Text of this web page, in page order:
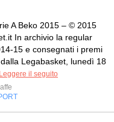
A Beko 2015 – © 2015
In archivio la regular
15 e consegnati i premi
Legabasket, lunedì 18
Leggere il seguito